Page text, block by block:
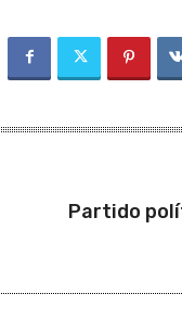
Partido